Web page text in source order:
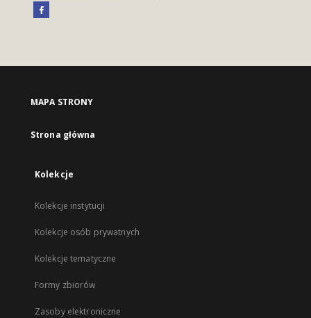
MAPA STRONY
Strona główna
Kolekcje
Kolekcje instytucji
Kolekcje osób prywatnych
Kolekcje tematyczne
Formy zbiorów
Zasoby elektroniczne